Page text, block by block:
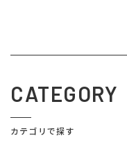
CATEGORY
カテゴリで探す